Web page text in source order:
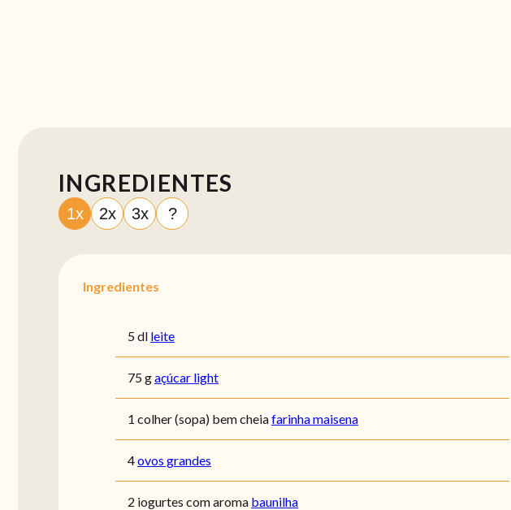
INGREDIENTES
1x 2x 3x ?
Ingredientes
5 dl leite
75 gaçúcar light
1 colher (sopa) bem cheiafarinha maisena
4ovos grandes
2 iogurtes com aroma baunilha